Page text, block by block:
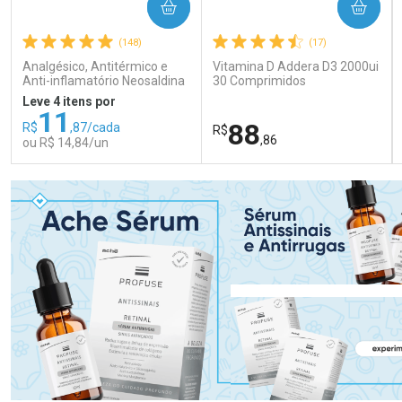
(148)
Analgésico, Antitérmico e
Anti-inflamatório Neosaldina
30mg + 300mg + 30mg 10
Drágeas
Leve 4 itens por
R$11 ,87/cada
ou R$ 14,84/un
COMPRAR
FECHAR
Laboratório
Ativar Desconto
FECHAR
Por Menos
(17)
Vitamina D Addera D3 2000ui
30 Comprimidos
R$88,86
COMPRAR
Laboratório
Ativar Desconto
Por Menos